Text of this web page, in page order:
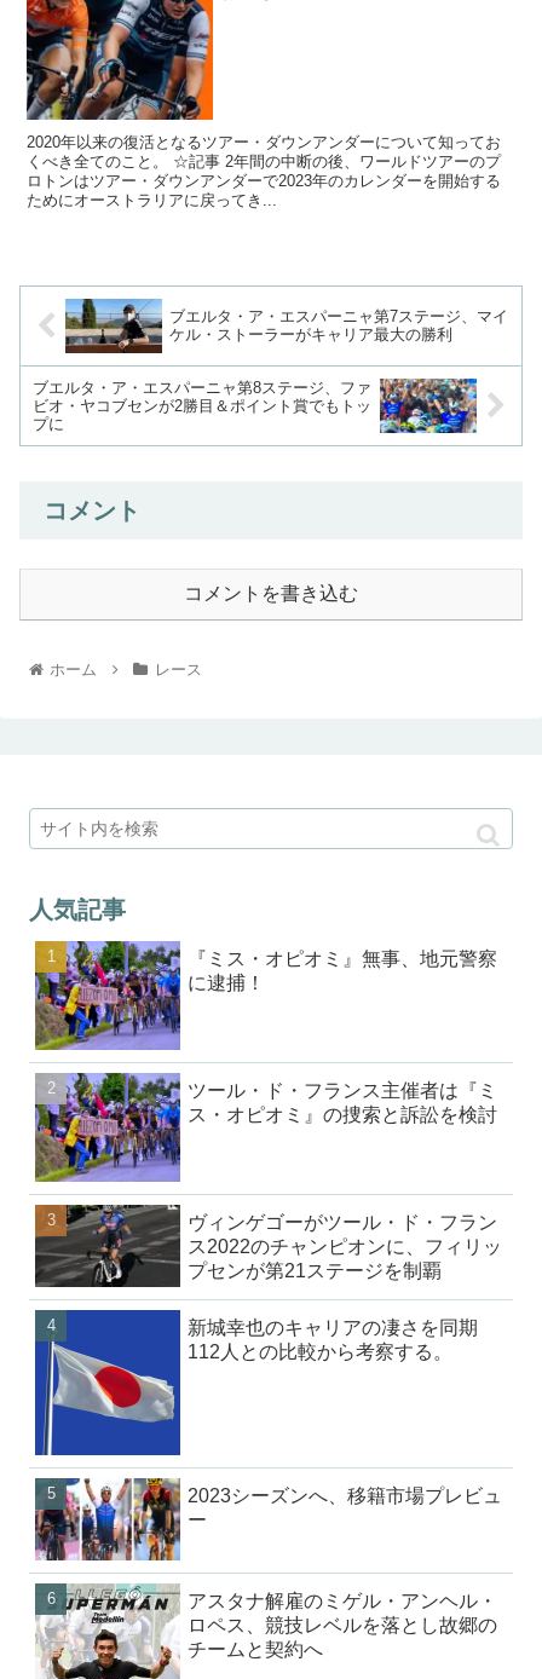
2020年以来の復活となるツアー・ダウンアンダーについて知ってお
くべき全てのこと。 ☆記事 2年間の中断の後、ワールドツアーのプ
ロトンはツアー・ダウンアンダーで2023年のカレンダーを開始する
ためにオーストラリアに戻ってき...
ブエルタ・ア・エスパーニャ第7ステージ、マイ
ケル・ストーラーがキャリア最大の勝利
ブエルタ・ア・エスパーニャ第8ステージ、ファ
ビオ・ヤコブセンが2勝目＆ポイント賞でもトッ
プに
コメント
コメントを書き込む
ホーム レース
人気記事
『ミス・オピオミ』無事、地元警察
に逮捕！
ツール・ド・フランス主催者は『ミ
ス・オピオミ』の捜索と訴訟を検討
ヴィンゲゴーがツール・ド・フラン
ス2022のチャンピオンに、フィリッ
プセンが第21ステージを制覇
新城幸也のキャリアの凄さを同期
112人との比較から考察する。
2023シーズンへ、移籍市場プレビュ
ー
アスタナ解雇のミゲル・アンヘル・
ロペス、競技レベルを落とし故郷の
チームと契約へ